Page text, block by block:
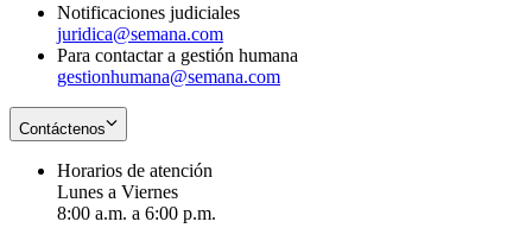
Notificaciones judiciales
juridica@semana.com
Para contactar a gestión humana
gestionhumana@semana.com
Contáctenos
Horarios de atención
Lunes a Viernes
8:00 a.m. a 6:00 p.m.